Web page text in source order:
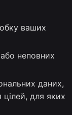
ваших
неповних
даних,
цілей, для яких